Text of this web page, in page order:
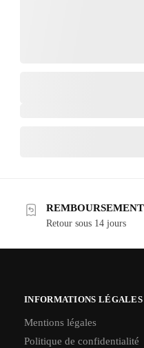
Retour sous 14 jours
INFORMATIONS LÉGALES
Mentions légales
Politique de confidentialité